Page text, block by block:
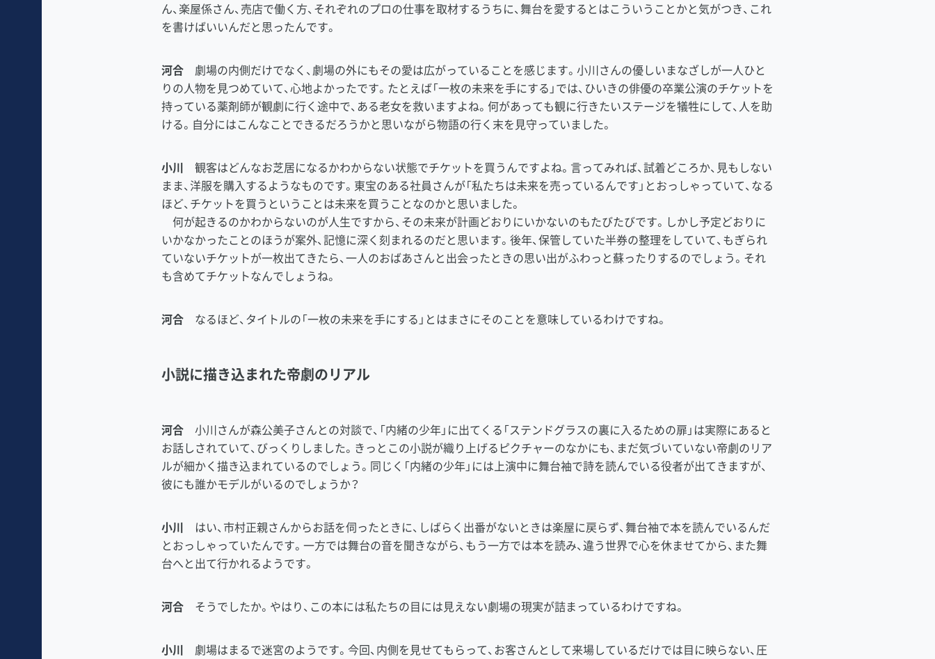
ん、楽屋係さん、売店で働く方、それぞれのプロの仕事を取材するうちに、舞台を愛するとはこういうことかと気がつき、これ
を書けばいいんだと思ったんです。
河合 劇場の内側だけでなく、劇場の外にもその愛は広がっていることを感じます。小川さんの優しいまなざしが一人ひと
りの人物を見つめていて、心地よかったです。たとえば「一枚の未来を手にする」では、ひいきの俳優の卒業公演のチケットを
持っている薬剤師が観劇に行く途中で、ある老女を救いますよね。何があっても観に行きたいステージを犠牲にして、人を助
ける。自分にはこんなことできるだろうかと思いながら物語の行く末を見守っていました。
小川 観客はどんなお芝居になるかわからない状態でチケットを買うんですよね。言ってみれば、試着どころか、見もしない
まま、洋服を購入するようなものです。東宝のある社員さんが「私たちは未来を売っているんです」とおっしゃっていて、なる
ほど、チケットを買うということは未来を買うことなのかと思いました。
何が起きるのかわからないのが人生ですから、その未来が計画どおりにいかないのもたびたびです。しかし予定どおりに
いかなかったことのほうが案外、記憶に深く刻まれるのだと思います。後年、保管していた半券の整理をしていて、もぎられ
ていないチケットが一枚出てきたら、一人のおばあさんと出会ったときの思い出がふわっと蘇ったりするのでしょう。それ
も含めてチケットなんでしょうね。
河合 なるほど、タイトルの「一枚の未来を手にする」とはまさにそのことを意味しているわけですね。
小説に描き込まれた帝劇のリアル
河合 小川さんが森公美子さんとの対談で、「内緒の少年」に出てくる「ステンドグラスの裏に入るための扉」は実際にあると
お話しされていて、びっくりしました。きっとこの小説が織り上げるピクチャーのなかにも、まだ気づいていない帝劇のリア
ルが細かく描き込まれているのでしょう。同じく「内緒の少年」には上演中に舞台袖で詩を読んでいる役者が出てきますが、
彼にも誰かモデルがいるのでしょうか？
小川 はい、市村正親さんからお話を伺ったときに、しばらく出番がないときは楽屋に戻らず、舞台袖で本を読んでいるんだ
とおっしゃっていたんです。一方では舞台の音を聞きながら、もう一方では本を読み、違う世界で心を休ませてから、また舞
台へと出て行かれるようです。
河合 そうでしたか。やはり、この本には私たちの目には見えない劇場の現実が詰まっているわけですね。
小川 劇場はまるで迷宮のようです。今回、内側を見せてもらって、お客さんとして来場しているだけでは目に映らない、圧